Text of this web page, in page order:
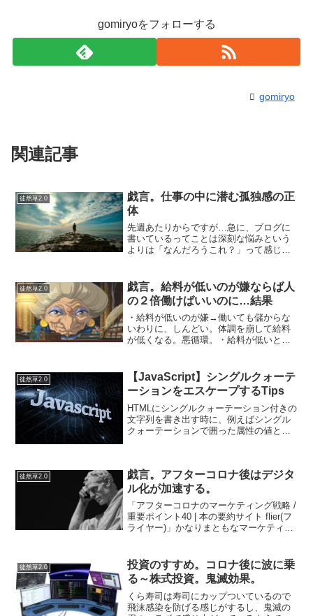
gomiryoをフォローする
gomiryo
関連記事
徒然草2.0
戯言。仕事の中に潜む孤独感の正
体
先週あたりからですが…急に、ブログに
書いているってことは深刻な悩みという
よりは「なんだろうこれ？」って感じな
でいます。全体の１つのピースに過ぎな
いという感じ…のせいなの...
徒然草2.0
戯言。給料が低いのが嫌ならば人
の２倍働けばいいのに…結果
・給料が低いのが嫌→働いても儲からな
いわりに、しんどい。体調を崩して給料
が低くなる。悪循環。・給料が低いとい
かな。で結局、文句をあまり言わない人
を、そこそこ活用する方向...
徒然草2.0
【JavaScript】シングルクォーテ
ーションをエスケープするTips
HTMLにシングルクォーテーション付きの
文字列を書き出す時に、例えばシングル
クォーテーションで囲った属性の値とし
ん。（対処療法的な直し...
徒然草2.0
戯言。アフターコロナ後はデジタ
ル化が加速する。
「アフターコロナのマーケティング戦略 /
重要ポイント40 | 本の要約サイト flier(フ
ライヤー)」かなりまともなマーケティン
る商品を見つけ出し消費者に伝えるこ
と...
徒然草2.0
投資のすすめ。コロナ後に波に乗
る～株式投資。鬼滅効果。
くら寿司は寿司にカップついているので
飛沫感染を防げる感じがするし、鬼滅の